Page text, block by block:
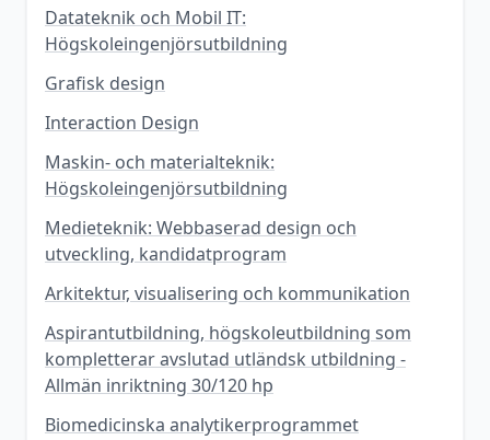
Datateknik och Mobil IT:
Högskoleingenjörsutbildning
Grafisk design
Interaction Design
Maskin- och materialteknik:
Högskoleingenjörsutbildning
Medieteknik: Webbaserad design och
utveckling, kandidatprogram
Arkitektur, visualisering och kommunikation
Aspirantutbildning, högskoleutbildning som
kompletterar avslutad utländsk utbildning -
Allmän inriktning 30/120 hp
Biomedicinska analytikerprogrammet